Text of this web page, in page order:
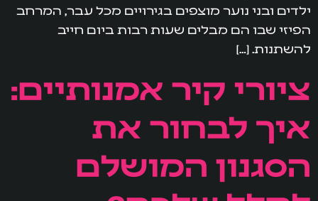
ילדים ובני נוער מוצפים בגירויים מכל עבר, המרחב
הפיזי שבו הם מבלים שעות רבות ביום חייב
להשתנות. […]
ציורי קיר אמנותיים:
איך לבחור את
הסגנון המושלם